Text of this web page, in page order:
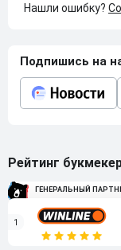
Нашли ошибку?
Подпишись на
Рейтинг
ГЕНЕРАЛЬНЫЙ
1